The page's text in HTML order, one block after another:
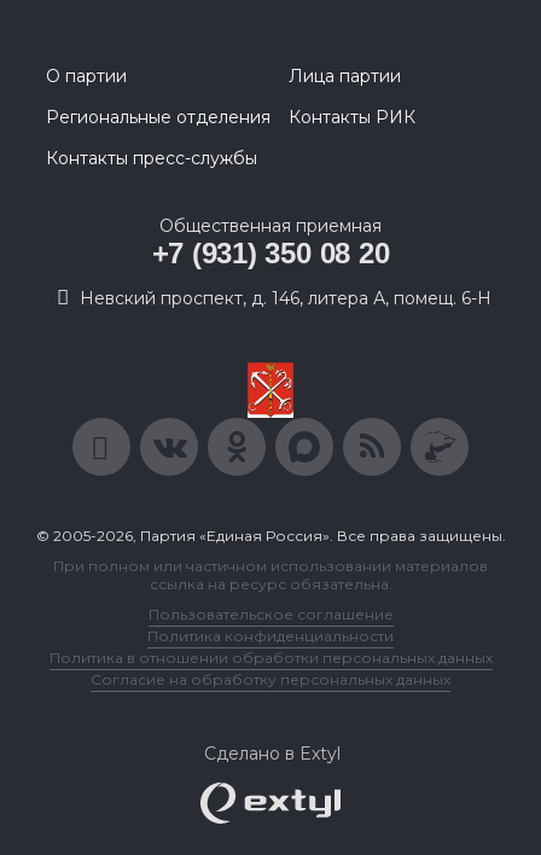
О партии
Лица партии
Региональные отделения
Контакты РИК
Контакты пресс-службы
Общественная приемная
+7 (931) 350 08 20
Невский проспект, д. 146, литера А, помещ. 6-Н
© 2005-2026, Партия «Единая Россия». Все права защищены.
При полном или частичном использовании материалов
ссылка на ресурс обязательна.
Пользовательское соглашение
Политика конфиденциальности
Политика в отношении обработки персональных данных
Согласие на обработку персональных данных
Сделано в Extyl